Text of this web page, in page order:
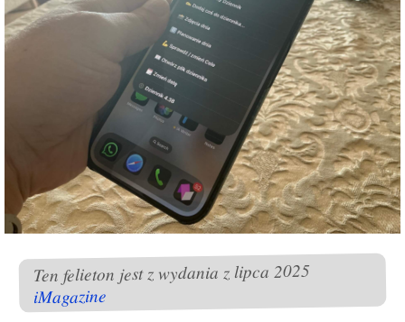
Ten felieton jest z wydania z lipca 2025
iMagazine